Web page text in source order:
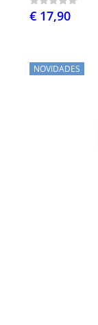
€ 17,90
NOVIDADES